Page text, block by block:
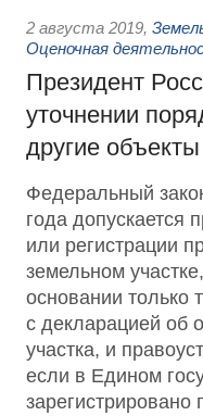
2 августа 2019,
Оценочная
Президент
уточнении
другие
Федеральный
года допускается
или регистрации
земельном
основании только
с декларацией об
участка, и
если в Едином
зарегистрировано